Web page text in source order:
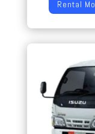
Rental